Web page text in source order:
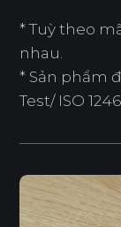
* Tuỳ theo
nhau.
* Sản phẩm
Test/ ISO